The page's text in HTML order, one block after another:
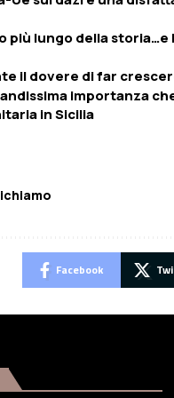
più lungo della
il dovere di far
importanza
in Sicilia
Facebook